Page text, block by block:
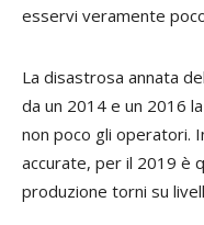
esservi veramente
La disastrosa annata
da un 2014 e un 2016
non poco gli operatori.
accurate, per il 2019 è
produzione torni su